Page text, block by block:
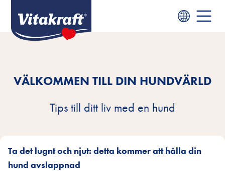
VÄLKOMMEN TILL DIN HUNDVÄRLD
Tips till ditt liv med en hund
Ta det lugnt och njut: detta kommer att hålla din
hund avslappnad